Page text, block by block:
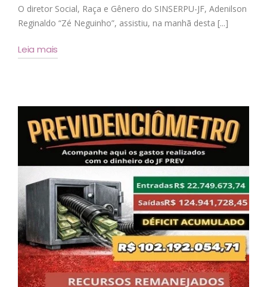
O diretor Social, Raça e Gênero do SINSERPU-JF, Adenilson
Reginaldo “Zé Neguinho”, assistiu, na manhã desta [...]
Leia mais